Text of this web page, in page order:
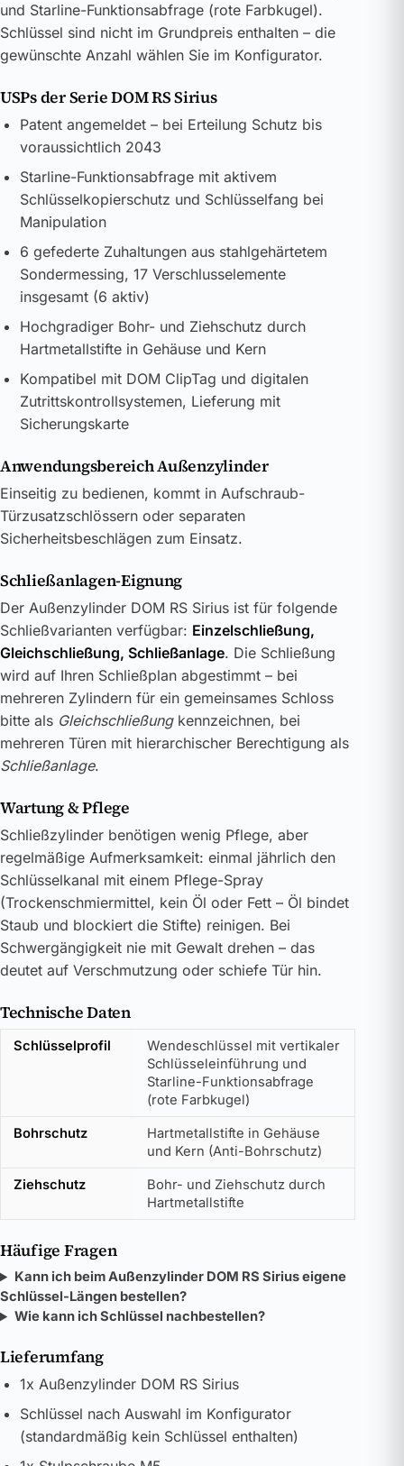
und Starline-Funktionsabfrage (rote Farbkugel).
Schlüssel sind nicht im Grundpreis enthalten – die
gewünschte Anzahl wählen Sie im Konfigurator.
USPs der Serie DOM RS Sirius
Patent angemeldet – bei Erteilung Schutz bis
voraussichtlich 2043
Starline-Funktionsabfrage mit aktivem
Schlüsselkopierschutz und Schlüsselfang bei
Manipulation
6 gefederte Zuhaltungen aus stahlgehärtetem
Sondermessing, 17 Verschlusselemente
insgesamt (6 aktiv)
Hochgradiger Bohr- und Ziehschutz durch
Hartmetallstifte in Gehäuse und Kern
Kompatibel mit DOM ClipTag und digitalen
Zutrittskontrollsystemen, Lieferung mit
Sicherungskarte
Anwendungsbereich Außenzylinder
Einseitig zu bedienen, kommt in Aufschraub-
Türzusatzschlössern oder separaten
Sicherheitsbeschlägen zum Einsatz.
Schließanlagen-Eignung
Der Außenzylinder DOM RS Sirius ist für folgende
Schließvarianten verfügbar: Einzelschließung,
Gleichschließung, Schließanlage. Die Schließung
wird auf Ihren Schließplan abgestimmt – bei
mehreren Zylindern für ein gemeinsames Schloss
bitte als Gleichschließungkennzeichnen, bei
mehreren Türen mit hierarchischer Berechtigung als
Schließanlage.
Wartung & Pflege
Schließzylinder benötigen wenig Pflege, aber
regelmäßige Aufmerksamkeit: einmal jährlich den
Schlüsselkanal mit einem Pflege-Spray
(Trockenschmiermittel, kein Öl oder Fett – Öl bindet
Staub und blockiert die Stifte) reinigen. Bei
Schwergängigkeit nie mit Gewalt drehen – das
deutet auf Verschmutzung oder schiefe Tür hin.
Technische Daten
Schlüsselprofil
Wendeschlüssel mit vertikaler
Schlüsseleinführung und
Starline-Funktionsabfrage
(rote Farbkugel)
Bohrschutz
Hartmetallstifte in Gehäuse
und Kern (Anti-Bohrschutz)
Ziehschutz
Bohr- und Ziehschutz durch
Hartmetallstifte
Häufige Fragen
Kann ich beim Außenzylinder DOM RS Sirius eigene
Schlüssel-Längen bestellen?
Wie kann ich Schlüssel nachbestellen?
Lieferumfang
1x Außenzylinder DOM RS Sirius
Schlüssel nach Auswahl im Konfigurator
(standardmäßig kein Schlüssel enthalten)